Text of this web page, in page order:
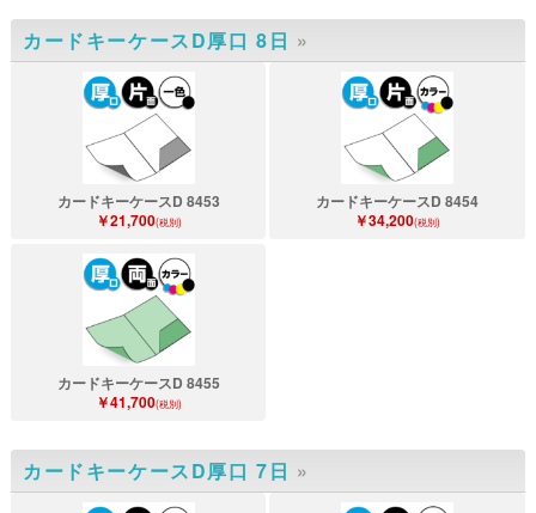
カードキーケースD厚口 8日 »
カードキーケースD 8453
￥21,700(税別)
カードキーケースD 8454
￥34,200(税別)
カードキーケースD 8455
￥41,700(税別)
カードキーケースD厚口 7日 »